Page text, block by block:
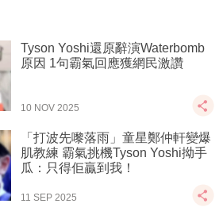
Tyson Yoshi還原辭演Waterbomb
原因 1句霸氣回應獲網民激讚
10 NOV 2025
「打波先嚟落雨」童星鄭仲軒變爆
肌教練 霸氣挑機Tyson Yoshi拗手
瓜：只得佢贏到我！
11 SEP 2025